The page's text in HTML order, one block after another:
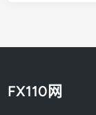
FX110网